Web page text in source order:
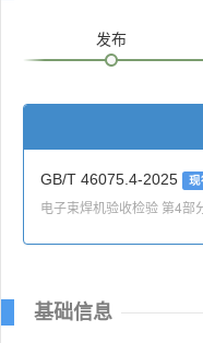
发布
GB/T 46075.4-2025 现
电子束焊机验收检验 第4部
基础信息